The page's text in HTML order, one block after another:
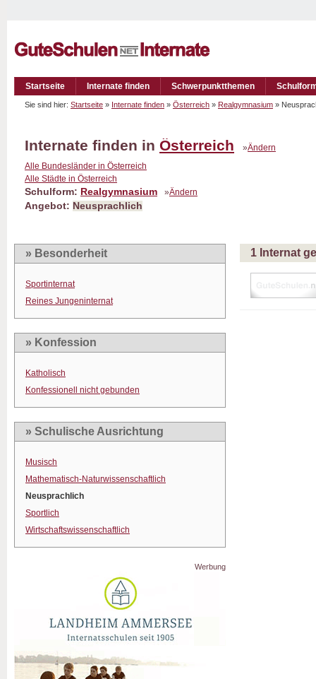
Startseite Internate finden Schwerpunktthemen
Sie sind hier: Startseite » Internate finden » Österreich » Realgymnasium »
Internate finden in Österreich »Ändern
Alle Bundesländer in Österreich
Alle Städte in Österreich
Schulform: Realgymnasium »Ändern
Angebot: Neusprachlich
» Besonderheit
Sportinternat
Reines Jungeninternat
» Konfession
Katholisch
Konfessionell nicht gebunden
» Schulische Ausrichtung
Musisch
Mathematisch-Naturwissenschaftlich
Neusprachlich
Sportlich
Wirtschaftswissenschaftlich
Werbung
1 Internat